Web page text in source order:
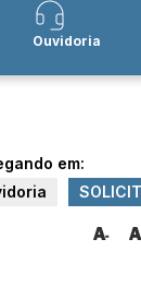
Ouvidoria
em: